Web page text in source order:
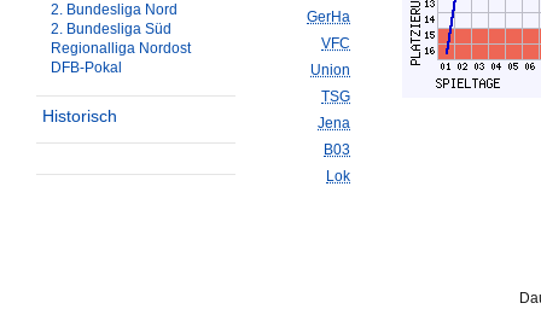
2. Bundesliga Nord
2. Bundesliga Süd
Regionalliga Nordost
DFB-Pokal
Historisch
GerHa
VFC
Union
TSG
Jena
B03
Lok